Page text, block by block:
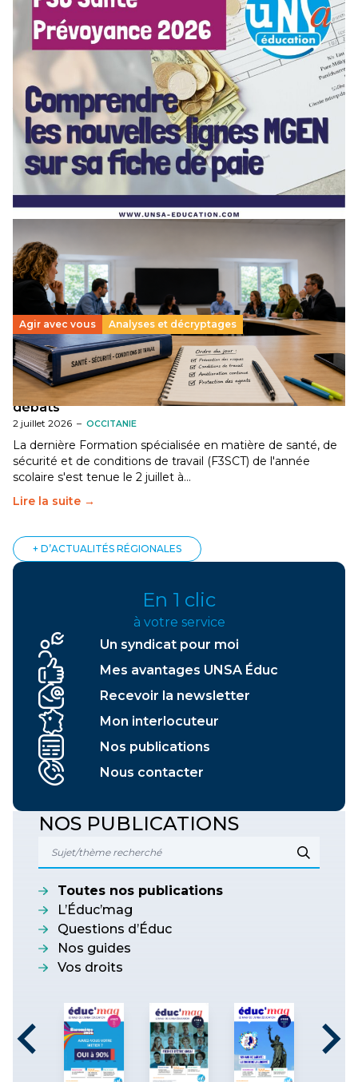
[POITIERS] PSC Santé : ces nouvelles lignes MGEN
sur votre fiche de paie — on vous explique tout en
webinaire !
3 juillet 2026 –NOUVELLE-AQUITAINE
Depuis mai 2026, de nouvelles lignes sont apparues sur vos
bulletins de paie : MGEN part forfaitaire, part solidaire,
action sociale, aide aux retraités… Difficile…
Agir avec vous Analyses et décryptages
[Gard] F3SCT : narcotrafic, fortes chaleurs et
dégradation des conditions de travail au cœur des
débats
2 juillet 2026 – OCCITANIE
La dernière Formation spécialisée en matière de santé, de
sécurité et de conditions de travail (F3SCT) de l'année
scolaire s'est tenue le 2 juillet à…
Lire la suite →
+ D’ACTUALITÉS RÉGIONALES
En 1 clic
à votre service
Un syndicat pour moi
Mes avantages UNSA Éduc
Recevoir la newsletter
Mon interlocuteur
Nos publications
Nous contacter
NOS PUBLICATIONS
Toutes nos publications
L’Éduc’mag
Questions d’Éduc
Nos guides
Vos droits